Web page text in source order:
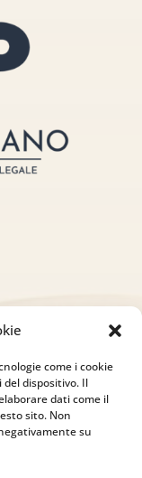
come i cookie
dispositivo. Il
dati come il
sito. Non
su